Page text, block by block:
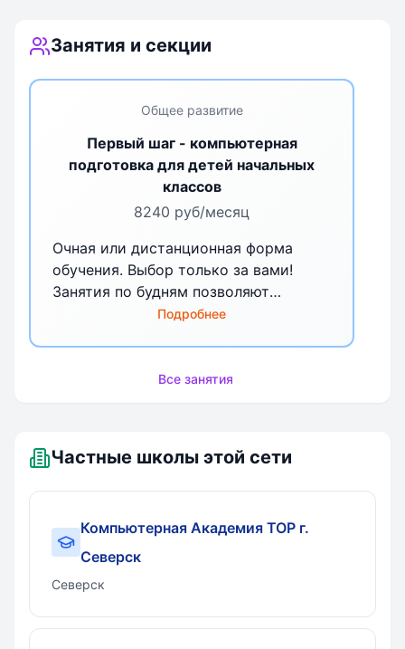
Занятия и секции
Общее развитие
Первый шаг - компьютерная
подготовка для детей начальных
классов
8240 руб/месяц
Очная или дистанционная форма
обучения. Выбор только за вами!
Занятия по будням позволяют
равномерно распределить учебную
преподавателями.
Подробнее
Все занятия
Частные школы этой сети
Компьютерная Академия TOP г.
Северск
Северск